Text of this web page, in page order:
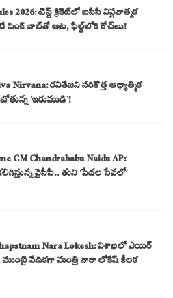
2026: టెస్ట్ క్రికెట్‌లో ఐసీసీ విప్లవాత్మక
పింక్ బాల్‌తో ఆట, ఫీల్డ్‌లోకి కోచ్‌లు!
Nirvana: రవితేజని సరికొత్త ఆధ్యాత్మిక
‘ఇరుముడి`!
CM Chandrababu Naidu AP:
వైసీపీ.. తుని ‘పేదల సేవలో’
Nara Lokesh: విశాఖలో ఎయిర్
ముంబై వేదికగా మంత్రి నారా లోకేష్ కీలక